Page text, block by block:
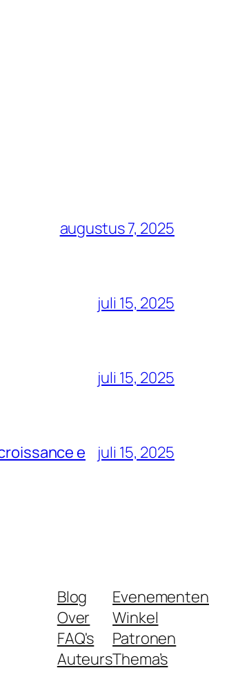
augustus 7, 2025
juli 15, 2025
juli 15, 2025
e juli 15, 2025
Blog
Over
FAQ's
Auteurs
Evenementen
Winkel
Patronen
Thema’s